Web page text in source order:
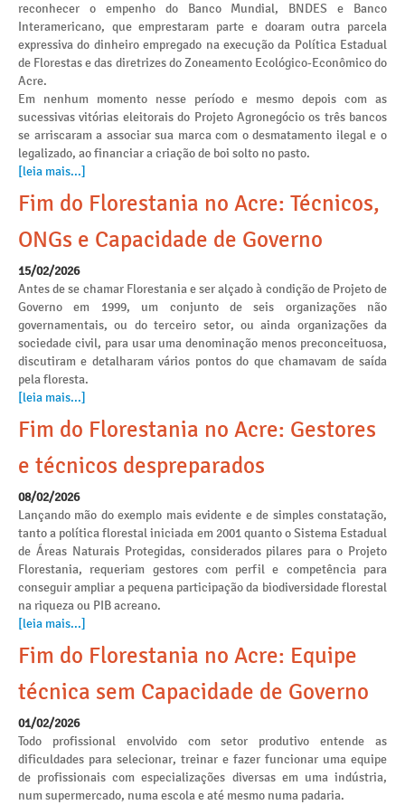
reconhecer o empenho do Banco Mundial, BNDES e Banco
Interamericano, que emprestaram parte e doaram outra parcela
expressiva do dinheiro empregado na execução da Política Estadual
de Florestas e das diretrizes do Zoneamento Ecológico-Econômico do
Acre.
Em nenhum momento nesse período e mesmo depois com as
sucessivas vitórias eleitorais do Projeto Agronegócio os três bancos
se arriscaram a associar sua marca com o desmatamento ilegal e o
legalizado, ao financiar a criação de boi solto no pasto.
[leia mais...]
Fim do Florestania no Acre: Técnicos,
ONGs e Capacidade de Governo
15/02/2026
Antes de se chamar Florestania e ser alçado à condição de Projeto de
Governo em 1999, um conjunto de seis organizações não
governamentais, ou do terceiro setor, ou ainda organizações da
sociedade civil, para usar uma denominação menos preconceituosa,
discutiram e detalharam vários pontos do que chamavam de saída
pela floresta.
[leia mais...]
Fim do Florestania no Acre: Gestores
e técnicos despreparados
08/02/2026
Lançando mão do exemplo mais evidente e de simples constatação,
tanto a política florestal iniciada em 2001 quanto o Sistema Estadual
de Áreas Naturais Protegidas, considerados pilares para o Projeto
Florestania, requeriam gestores com perfil e competência para
conseguir ampliar a pequena participação da biodiversidade florestal
na riqueza ou PIB acreano.
[leia mais...]
Fim do Florestania no Acre: Equipe
técnica sem Capacidade de Governo
01/02/2026
Todo profissional envolvido com setor produtivo entende as
dificuldades para selecionar, treinar e fazer funcionar uma equipe
de profissionais com especializações diversas em uma indústria,
num supermercado, numa escola e até mesmo numa padaria.